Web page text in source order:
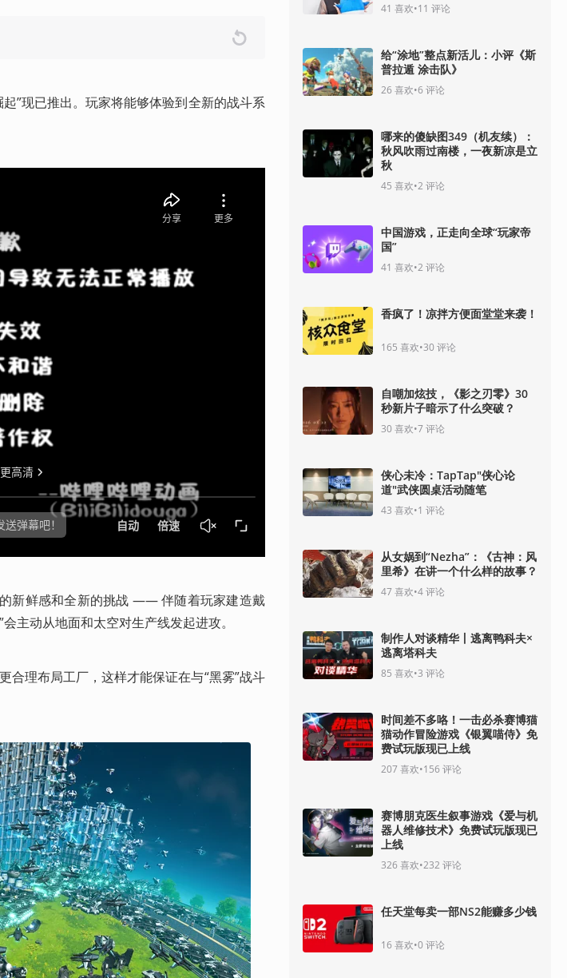
”现已推出。玩家将能够体验到全新的战斗系
新鲜感和全新的挑战 —— 伴随着玩家建造戴
主动从地面和太空对生产线发起进攻。
理布局工厂，这样才能保证在与“黑雾”战斗
41 喜欢•11 评论
给“涂地”整点新活儿：小评《斯
普拉遁 涂击队》
26喜欢•6评论
哪来的傻缺图349（机友续）：
秋风吹雨过南楼，一夜新凉是立
秋
45 喜欢•2 评论
中国游戏，正走向全球“玩家帝
国”
41 喜欢•2 评论
香疯了！凉拌方便面堂堂来袭！
165 喜欢•30评论
自嘲加炫技，《影之刃零》30
秒新片子暗示了什么突破？
30喜欢•7评论
侠心未冷：TapTap"侠心论
道"武侠圆桌活动随笔
43 喜欢•1 评论
从女娲到“Nezha”：《古神：风
里希》在讲一个什么样的故事？
47喜欢•4评论
制作人对谈精华丨逃离鸭科夫×
逃离塔科夫
85 喜欢•3 评论
时间差不多咯！一击必杀赛博猫
猫动作冒险游戏《银翼喵侍》免
费试玩版现已上线
207喜欢•156评论
赛博朋克医生叙事游戏《爱与机
器人维修技术》免费试玩版现已
上线
326喜欢•232 评论
任天堂每卖一部NS2能赚多少钱
16喜欢•0评论